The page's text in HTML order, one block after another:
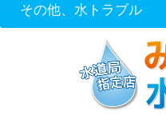
その他、水トラブル